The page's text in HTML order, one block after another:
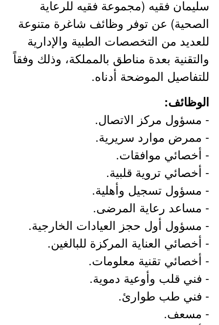
سليمان فقيه (مجموعة فقيه للرعاية
الصحية) عن توفر وظائف شاغرة متنوعة
للعديد من التخصصات الطبية والإدارية
والتقنية بعدة مناطق بالمملكة، وذلك وفقاً
للتفاصيل الموضحة أدناه.
الوظائف:
- مسؤول مركز الاتصال.
- ممرض موارد سريرية.
- أخصائي موافقات.
- أخصائي تروية قلبية.
- مسؤول تسجيل وأهلية.
- مساعد رعاية المرضى.
- مسؤول أول حجز العيادات الخارجية.
- أخصائي العناية المركزة للبالغين.
- أخصائي تقنية معلومات.
- فني قلب وأوعية دموية.
- فني طب طوارئ.
- مسعف.